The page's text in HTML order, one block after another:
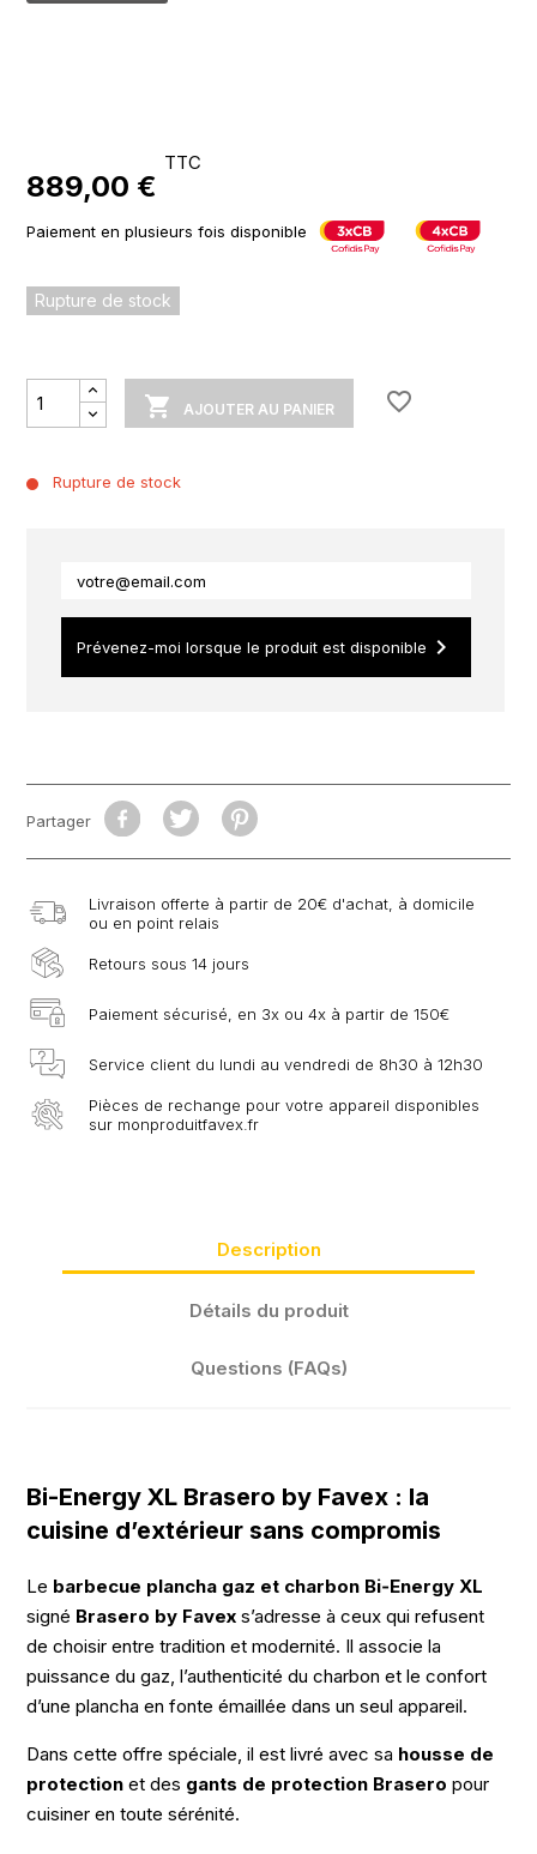
889,00 €
TTC
Paiement en plusieurs fois disponible
Rupture de stock
 AJOUTER AU PANIER favorite_border
Rupture de stock
Prévenez-moi lorsque le produit est disponible keyboard_arrow_right
Partager
Livraison offerte à partir de 20€ d'achat, à domicile
ou en point relais
Retours sous 14 jours
Paiement sécurisé, en 3x ou 4x à partir de 150€
Service client du lundi au vendredi de 8h30 à 12h30
Pièces de rechange pour votre appareil disponibles
sur monproduitfavex.fr
Description
Détails du produit
Questions (FAQs)
Bi-Energy XL Brasero by Favex : la
cuisine d’extérieur sans compromis
Le barbecue plancha gaz et charbon Bi‑Energy XL
signé Brasero by Favex s’adresse à ceux qui refusent
de choisir entre tradition et modernité. Il associe la
puissance du gaz, l’authenticité du charbon et le confort
d’une plancha en fonte émaillée dans un seul appareil.
Dans cette offre spéciale, il est livré avec sa housse de
protection et des gants de protection Brasero pour
cuisiner en toute sérénité.